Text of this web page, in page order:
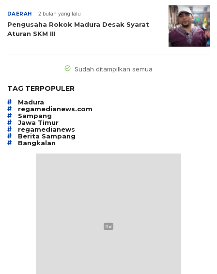
DAERAH 2 bulan yang lalu
Pengusaha Rokok Madura Desak Syarat
Aturan SKM III
Sudah ditampilkan semua
TAG TERPOPULER
# Madura
# regamedianews.com
# Sampang
# Jawa Timur
# regamedianews
# Berita Sampang
# Bangkalan